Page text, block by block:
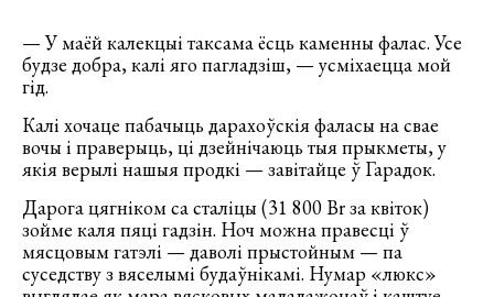
— У маёй калекцыі таксама ёсць каменны фалас. Усе
будзе добра, калі яго пагладзіш, — усміхаецца мой
гід.
Калі хочаце пабачыць дарахоўскія фаласы на свае
вочы і праверыць, ці дзейнічаюць тыя прыкметы, у
якія верылі нашыя продкі — завітайце ў Гарадок.
Дарога цягніком са сталіцы (31 800 Br за квіток)
зойме каля пяці гадзін. Ноч можна правесці ў
мясцовым гатэлі — даволі прыстойным — па
суседству з вяселымі будаўнікамі. Нумар «люкс»